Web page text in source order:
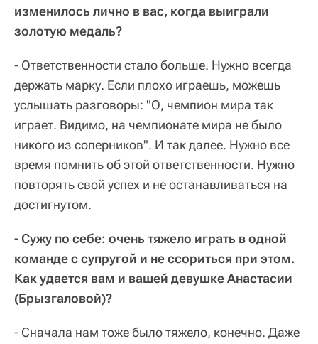
изменилось лично в вас, когда выиграли
золотую медаль?
- Ответственности стало больше. Нужно всегда
держать марку. Если плохо играешь, можешь
услышать разговоры: "О, чемпион мира так
играет. Видимо, на чемпионате мира не было
никого из соперников". И так далее. Нужно все
время помнить об этой ответственности. Нужно
повторять свой успех и не останавливаться на
достигнутом.
- Сужу по себе: очень тяжело играть в одной
команде с супругой и не ссориться при этом.
Как удается вам и вашей девушке Анастасии
(Брызгаловой)?
- Сначала нам тоже было тяжело, конечно. Даже